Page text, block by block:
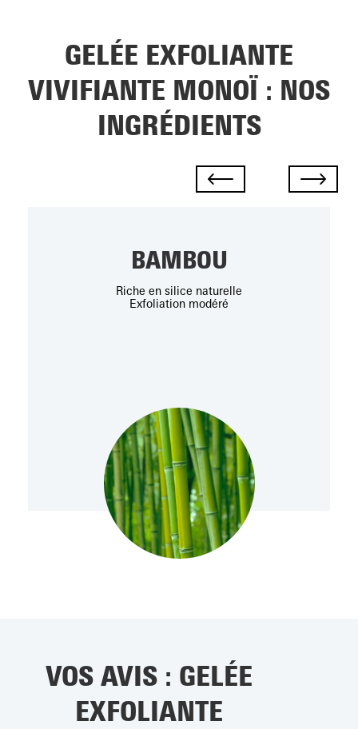
GELÉE EXFOLIANTE
VIVIFIANTE MONOÏ : NOS
INGRÉDIENTS
BAMBOU
Riche en silice naturelle
Exfoliation modéré
VOS AVIS : GELÉE
EXFOLIANTE